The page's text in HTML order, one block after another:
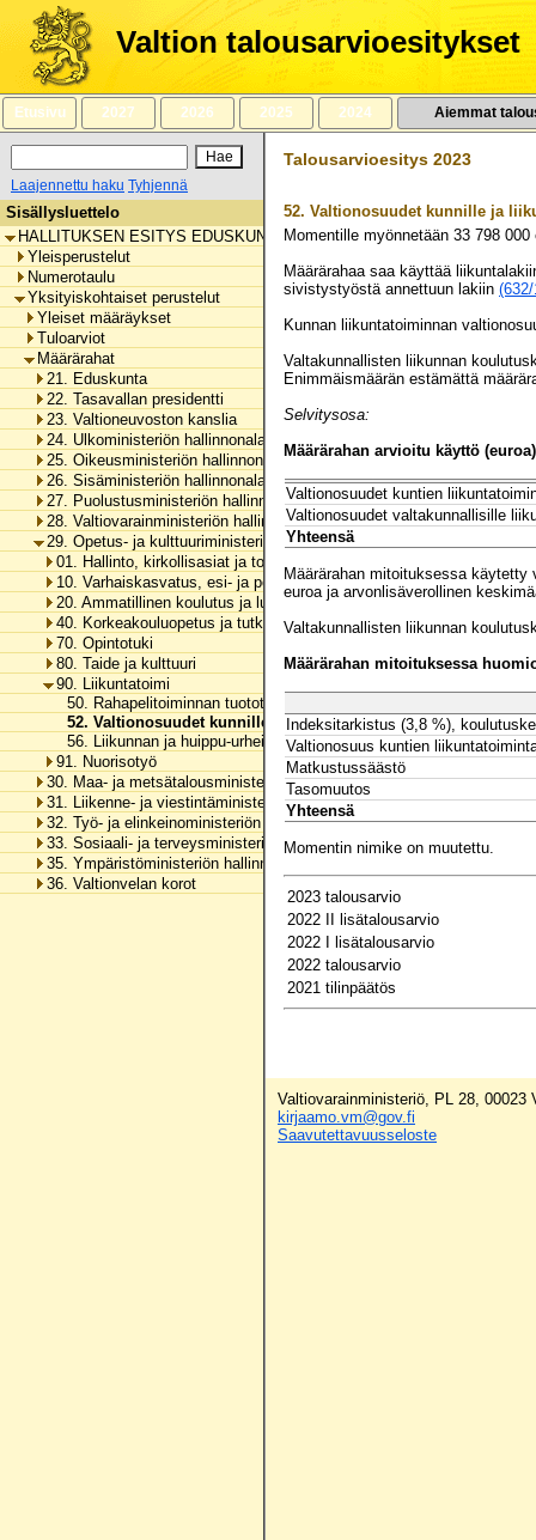
Siirry
sisältöön
Valtion talousarvioesitykset
Etusivu 2027 2026 2025 2024 Aiemmat
Laajennettu haku Tyhjennä
Sisällysluettelo
HALLITUKSEN ESITYS EDUSKUNNALLE VALTION TALOUSARVIOKSI
Yleisperustelut
Numerotaulu
Yksityiskohtaiset perustelut
Yleiset määräykset
Tuloarviot
Määrärahat
21. Eduskunta
22. Tasavallan presidentti
23. Valtioneuvoston kanslia
24. Ulkoministeriön hallinnonala
25. Oikeusministeriön hallinnonala
26. Sisäministeriön hallinnonala
27. Puolustusministeriön hallinnonala
28. Valtiovarainministeriön hallinnonala
29. Opetus- ja kulttuuriministeriön hallinnonala
01. Hallinto, kirkollisasiat ja toimialan yhteiset menot
10. Varhaiskasvatus, esi- ja perusopetus ja vapaa sivistystyö
20. Ammatillinen koulutus ja lukiokoulutus
40. Korkeakouluopetus ja tutkimus
70. Opintotuki
80. Taide ja kulttuuri
90. Liikuntatoimi
50. Rahapelitoiminnan tuotot urheilun ja liikuntakasvatuksen
52. Valtionosuudet kunnille ja liikunnan koulutuskeskuksille
56. Liikunnan ja huippu-urheilun edistäminen
91. Nuorisotyö
30. Maa- ja metsätalousministeriön hallinnonala
31. Liikenne- ja viestintäministeriön hallinnonala
32. Työ- ja elinkeinoministeriön hallinnonala
33. Sosiaali- ja terveysministeriön hallinnonala
35. Ympäristöministeriön hallinnonala
36. Valtionvelan korot
Talousarvioesitys 2023
52. Valtionosuudet kunnille ja
Momentille myönnetään 33 798 000
Määrärahaa saa käyttää
sivistystyöstä annettuun lakiin
Kunnan liikuntatoiminnan
Valtakunnallisten liikunnan
Enimmäismäärän estämättä
Selvitysosa:
Määrärahan arvioitu käyttö (euroa)
Valtionosuudet kuntien
Valtionosuudet valtakunnallisille
Yhteensä
Määrärahan mitoituksessa
euroa ja arvonlisäverollinen
Valtakunnallisten liikunnan
Määrärahan mitoituksessa
Indeksitarkistus (3,8 %),
Valtionosuus kuntien
Matkustussäästö
Tasomuutos
Yhteensä
Momentin nimike on muutettu.
2023 talousarvio
2022 II lisätalousarvio
2022 I lisätalousarvio
2022 talousarvio
2021 tilinpäätös
Valtiovarainministeriö, PL 28, 00023
kirjaamo.vm@gov.fi
Saavutettavuusseloste